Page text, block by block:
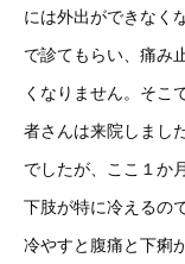
には外出ができなく
で診てもらい、痛み
くなりません。そこ
者さんは来院しまし
でしたが、ここ１か
下肢が特に冷えるの
冷やすと腹痛と下痢